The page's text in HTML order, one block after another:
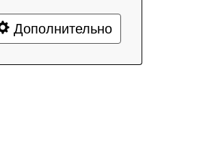
Дополнительно